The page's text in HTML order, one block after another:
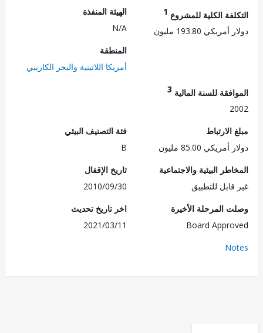
الكلية للمشروع1
193.80 مليون
الهيئة المنفذة
أمريكا اللاتينية والبحر الكاريبي
للسنة المالية3
85.00 مليون
فئة التصنيف البيئي
البيئية والاجتماعية
للتطبيق
تاريخ الإقفال
2010/09/30
المرحلة الأخيرة
Board
اخر تاريخ تحديث
2021/03/11